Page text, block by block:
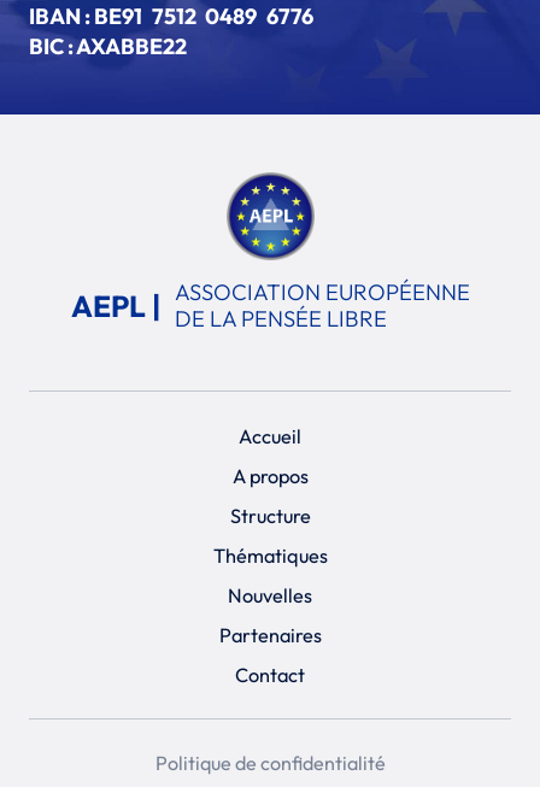
IBAN :BE91 7512 0489 6776
BIC : AXABBE22
AEPL |
ASSOCIATION EUROPÉENNE
DE LA PENSÉE LIBRE
Accueil
A propos
Structure
Thématiques
Nouvelles
Partenaires
Contact
Politique de confidentialité